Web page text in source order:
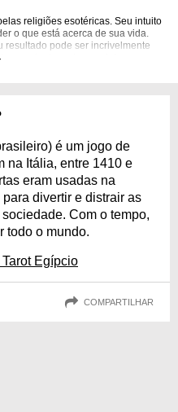
religiões esotéricas. Seu intuito
o que está acerca de sua vida.
resultado pode ser incrivelmente
a arte da cartomancia!
é um jogo de
na Itália, entre 1410 e
eram usadas na
divertir e distrair as
Com o tempo,
todo o mundo.
Egípcio
COMPARTILHAR